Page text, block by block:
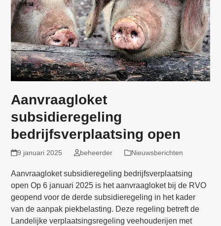
Aanvraagloket
subsidieregeling
bedrijfsverplaatsing open
9 januari 2025 beheerder Nieuwsberichten
Aanvraagloket subsidieregeling bedrijfsverplaatsing
open Op 6 januari 2025 is het aanvraagloket bij de RVO
geopend voor de derde subsidieregeling in het kader
van de aanpak piekbelasting. Deze regeling betreft de
Landelijke verplaatsingsregeling veehouderijen met